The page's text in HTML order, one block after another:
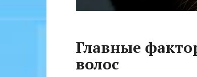
Главные
волос